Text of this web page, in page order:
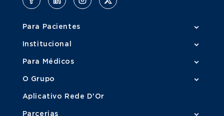
Para Pacientes
Institucional
Para Médicos
O Grupo
Aplicativo Rede D'Or
Parcerias